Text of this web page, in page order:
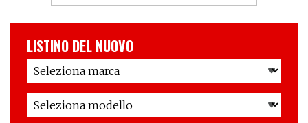
LISTINO DEL NUOVO